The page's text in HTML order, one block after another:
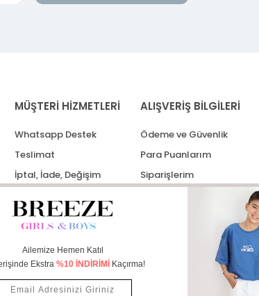
MÜŞTERİ HİZMETLERİ
Whatsapp Destek
Teslimat
İptal, İade, Değişim
ALIŞVERİŞ BİLGİLERİ
Ödeme ve Güvenlik
Para Puanlarım
Siparişlerim